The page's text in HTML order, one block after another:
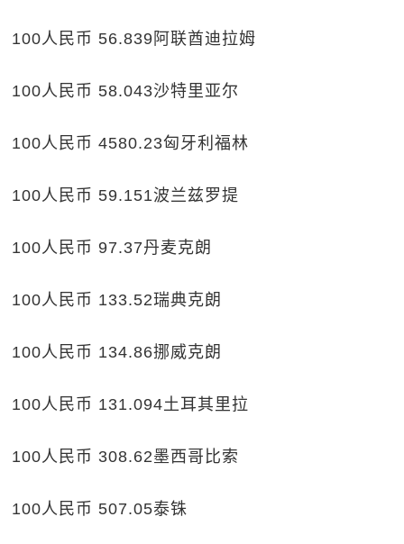
100人民币 56.839阿联酋迪拉姆
100人民币 58.043沙特里亚尔
100人民币 4580.23匈牙利福林
100人民币 59.151波兰兹罗提
100人民币 97.37丹麦克朗
100人民币 133.52瑞典克朗
100人民币 134.86挪威克朗
100人民币 131.094土耳其里拉
100人民币 308.62墨西哥比索
100人民币 507.05泰铢